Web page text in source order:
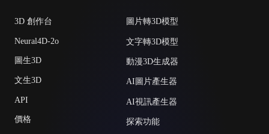
3D 創作台
Neural4D-2o
圖生3D
文生3D
API
價格
圖片轉3D模型
文字轉3D模型
動漫3D生成器
AI圖片產生器
AI視訊產生器
探索功能